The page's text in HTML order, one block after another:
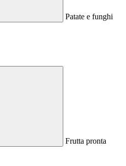
Patate e funghi
Frutta pronta